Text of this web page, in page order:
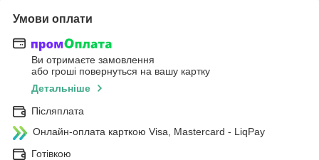
Умови оплати
Ви отримаєте замовлення
або гроші повернуться на вашу картку
Детальніше
Післяплата
Онлайн-оплата карткою Visa, Mastercard - LiqPay
Готівкою